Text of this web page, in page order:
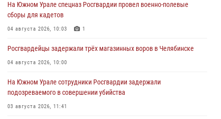
На Южном Урале спецназ Росгвардии провел военно-полевые
сборы для кадетов
04 августа 2026, 10:03 1
Росгвардейцы задержали трёх магазинных воров в Челябинске
04 августа 2026, 10:00
На Южном Урале сотрудники Росгвардии задержали
подозреваемого в совершении убийства
03 августа 2026, 11:41